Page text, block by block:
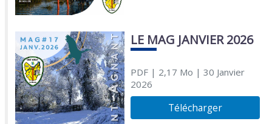
LE MAG JANVIER 2026
PDF| 2,17 Mo | 30 Janvier
2026
Télécharger